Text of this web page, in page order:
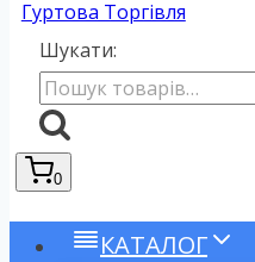
Гуртова Торгівля
Шукати:
0
КАТАЛОГ